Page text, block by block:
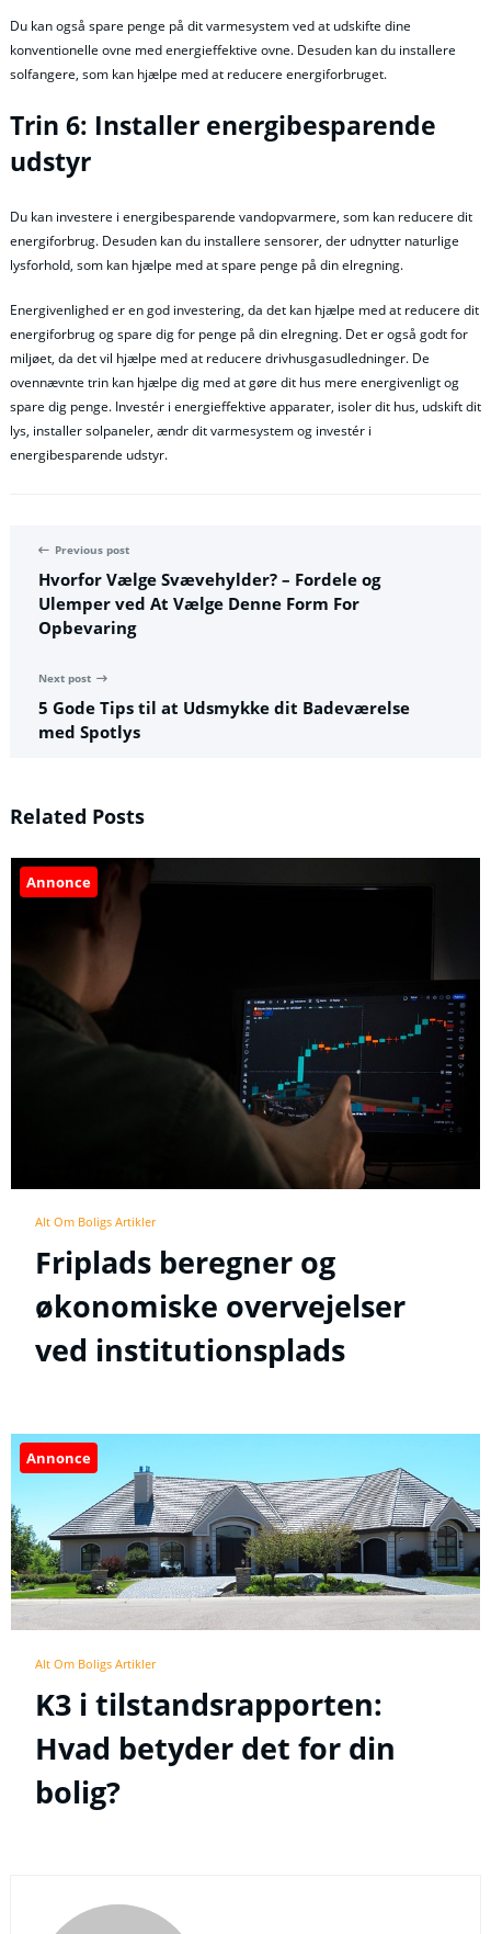
Du kan også spare penge på dit varmesystem ved at udskifte dine
konventionelle ovne med energieffektive ovne. Desuden kan du installere
solfangere, som kan hjælpe med at reducere energiforbruget.
Trin 6: Installer energibesparende
udstyr
Du kan investere i energibesparende vandopvarmere, som kan reducere dit
energiforbrug. Desuden kan du installere sensorer, der udnytter naturlige
lysforhold, som kan hjælpe med at spare penge på din elregning.
Energivenlighed er en god investering, da det kan hjælpe med at reducere dit
energiforbrug og spare dig for penge på din elregning. Det er også godt for
miljøet, da det vil hjælpe med at reducere drivhusgasudledninger. De
ovennævnte trin kan hjælpe dig med at gøre dit hus mere energivenligt og
spare dig penge. Investér i energieffektive apparater, isoler dit hus, udskift dit
lys, installer solpaneler, ændr dit varmesystem og investér i
energibesparende udstyr.
Previous post
Hvorfor Vælge Svævehylder? – Fordele og
Ulemper ved At Vælge Denne Form For
Opbevaring
Next post
5 Gode Tips til at Udsmykke dit Badeværelse
med Spotlys
Related Posts
Annonce
Alt Om Boligs Artikler
Friplads beregner og
økonomiske overvejelser
ved institutionsplads
Annonce
Alt Om Boligs Artikler
K3 i tilstandsrapporten:
Hvad betyder det for din
bolig?